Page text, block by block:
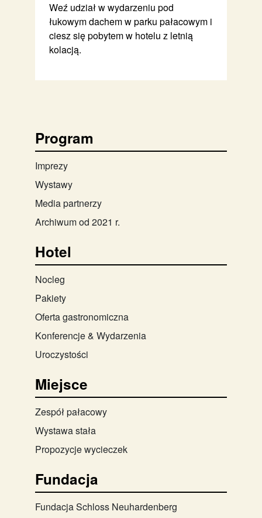
Weź udział w wydarzeniu pod
łukowym dachem w parku pałacowym i
ciesz się pobytem w hotelu z letnią
kolacją.
Program
Imprezy
Wystawy
Media partnerzy
Archiwum od 2021 r.
Hotel
Nocleg
Pakiety
Oferta gastronomiczna
Konferencje & Wydarzenia
Uroczystości
Miejsce
Zespół pałacowy
Wystawa stała
Propozycje wycieczek
Fundacja
Fundacja Schloss Neuhardenberg